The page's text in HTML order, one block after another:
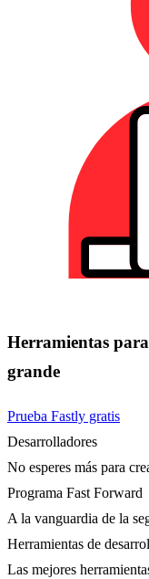
Herramientas
grande
Prueba Fastly gratis
Desarrolladores
No esperes más para
Programa Fast Forward
A la vanguardia de la
Herramientas de
Las mejores